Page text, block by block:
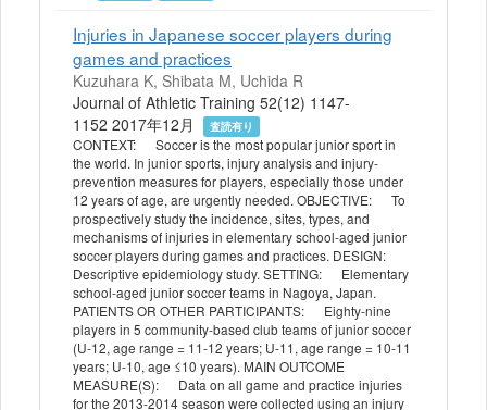
Injuries in Japanese soccer players during
games and practices
Kuzuhara K, Shibata M, Uchida R
Journal of Athletic Training 52(12) 1147-
1152 2017年12月
査読有り
CONTEXT: Soccer is the most popular junior sport in
the world. In junior sports, injury analysis and injury-
prevention measures for players, especially those under
12 years of age, are urgently needed. OBJECTIVE: To
prospectively study the incidence, sites, types, and
mechanisms of injuries in elementary school-aged junior
soccer players during games and practices. DESIGN:
Descriptive epidemiology study. SETTING: Elementary
school-aged junior soccer teams in Nagoya, Japan.
PATIENTS OR OTHER PARTICIPANTS: Eighty-nine
players in 5 community-based club teams of junior soccer
(U-12, age range = 11-12 years; U-11, age range = 10-11
years; U-10, age ≤10 years). MAIN OUTCOME
MEASURE(S): Data on all game and practice injuries
for the 2013-2014 season were collected using an injury